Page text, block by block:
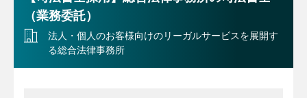
（業務委託）
法人・個人のお客様向けのリーガルサービスを展開す
る総合法律事務所